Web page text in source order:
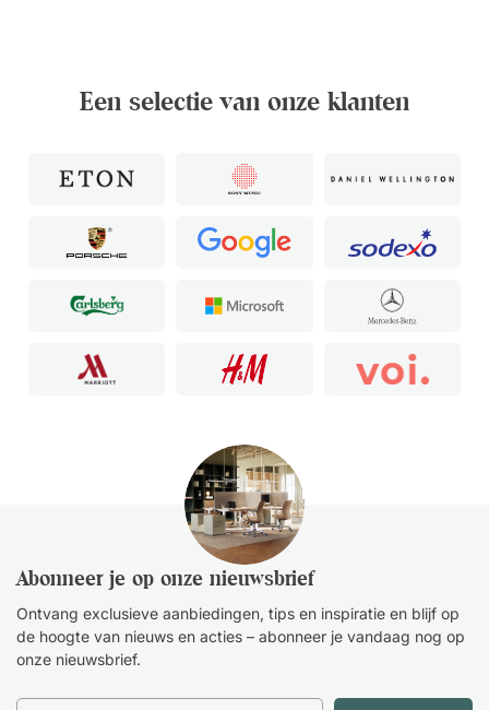
Een selectie van onze klanten
Abonneer je op onze nieuwsbrief
Ontvang exclusieve aanbiedingen, tips en inspiratie en blijf op
de hoogte van nieuws en acties – abonneer je vandaag nog op
onze nieuwsbrief.